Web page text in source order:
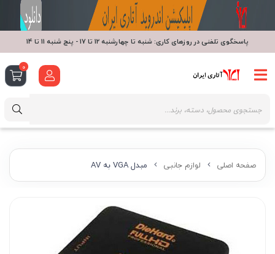
صفحه اصلی لوازم جانبی مبدل VGA به AV
پاسخگوی تلفنی در روزهای کاری: شنبه تا چهارشنبه 12 تا 17 - پنج شنبه 11 تا 14
0